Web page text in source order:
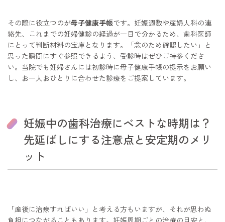
その際に役立つのが母子健康手帳です。妊娠週数や産婦人科の連
絡先、これまでの妊婦健診の経過が一目で分かるため、歯科医師
にとって判断材料の宝庫となります。「念のため確認したい」と
思った瞬間にすぐ参照できるよう、受診時はぜひご持参くださ
い。当院でも妊婦さんには初診時に母子健康手帳の提示をお願い
し、お一人おひとりに合わせた診療をご提案しています。
妊娠中の歯科治療にベストな時期は？
先延ばしにする注意点と安定期のメリ
ット
「産後に治療すればいい」と考える方もいますが、それが思わぬ